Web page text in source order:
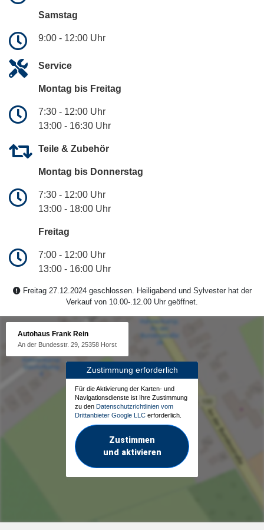
Samstag
9:00 - 12:00 Uhr
Service
Montag bis Freitag
7:30 - 12:00 Uhr
13:00 - 16:30 Uhr
Teile & Zubehör
Montag bis Donnerstag
7:30 - 12:00 Uhr
13:00 - 18:00 Uhr
Freitag
7:00 - 12:00 Uhr
13:00 - 16:00 Uhr
Freitag 27.12.2024 geschlossen. Heiligabend und Sylvester hat der
Verkauf von 10.00-.12.00 Uhr geöffnet.
Autohaus Frank Rein
An der Bundesstr. 29, 25358 Horst
Zustimmung erforderlich
Für die Aktivierung der Karten- und
Navigationsdienste ist Ihre Zustimmung
zu den Datenschutzrichtlinien vom
Drittanbieter Google LLC erforderlich.
Zustimmen
und aktivieren